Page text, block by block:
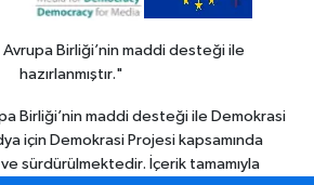
Birliği’nin maddi desteği ile
hazırlanmıştır."
Birliği’nin maddi desteği ile Demokrasi
için Demokrasi Projesi kapsamında
sürdürülmektedir. İçerik tamamıyla